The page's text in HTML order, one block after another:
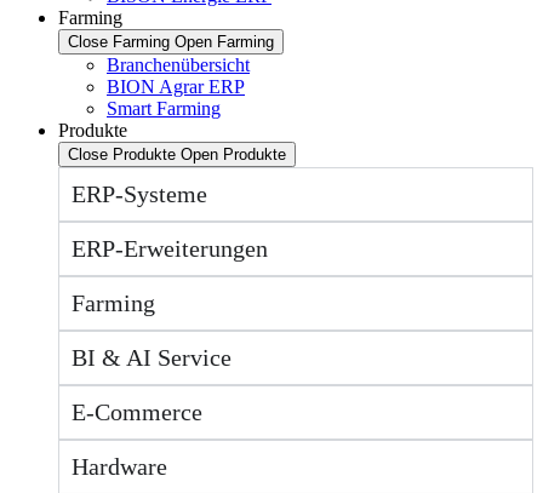
Farming
Close Farming Open Farming
Branchenübersicht
BION Agrar ERP
Smart Farming
Produkte
Close Produkte Open Produkte
ERP-Systeme
ERP-Erweiterungen
Farming
BI & AI Service
E-Commerce
Hardware